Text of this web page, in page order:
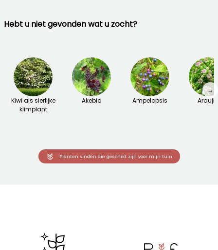
Hebt u niet gevonden wat u zocht?
Kiwi als sierlijke
klimplant
Akebia Ampelopsis
→
Planten vinden die geschikt zijn voor mijn tuin